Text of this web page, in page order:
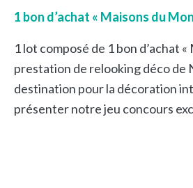
1 bon d’achat « Maisons du
1 lot composé de 1 bon d’achat
prestation de relooking déco de
destination pour la décoration
présenter notre jeu concours